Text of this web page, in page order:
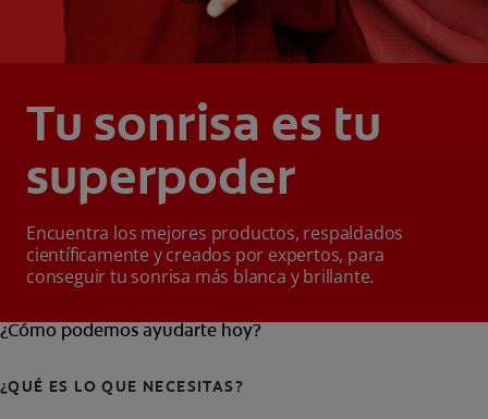
Tu sonrisa es tu
superpoder
Encuentra los mejores productos, respaldados
científicamente y creados por expertos, para
conseguir tu sonrisa más blanca y brillante.
¿Cómo podemos ayudarte hoy?
¿QUÉ ES LO QUE NECESITAS?